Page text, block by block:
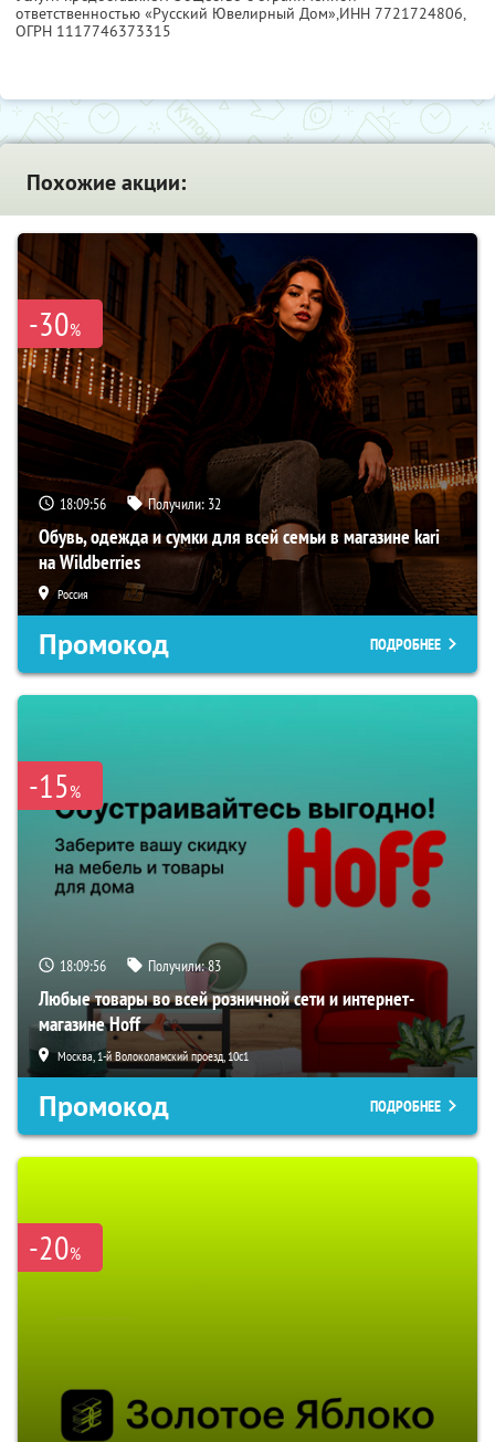
ответственностью «Русский Ювелирный Дом»,ИНН 7721724806,
ОГРН 1117746373315
Похожие акции:
-30%
18:09:56 Получили: 32
Обувь, одежда и сумки для всей семьи в магазине kari
на Wildberries
Россия
Промокод ПОДРОБНЕЕ
-15%
18:09:56 Получили:83
Любые товары во всей розничной сети и интернет-
магазине Hoff
Москва, 1-й Волоколамский проезд, 10с1
Промокод ПОДРОБНЕЕ
-20%